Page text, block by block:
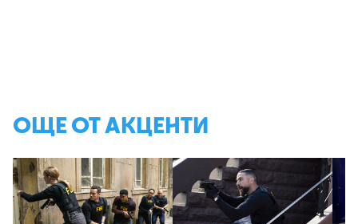
ОЩЕ ОТ АКЦЕНТИ